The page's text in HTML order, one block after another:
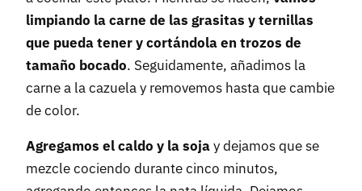
limpiando la carne de las grasitas y ternillas
que pueda tener y cortándola en trozos de
tamaño bocado. Seguidamente, añadimos la
carne a la cazuela y removemos hasta que cambie
de color.
Agregamos el caldo y la sojay dejamos que se
mezcle cociendo durante cinco minutos,